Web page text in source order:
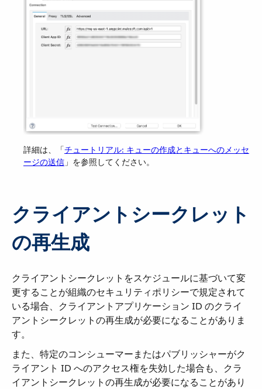
詳細は、「チュートリアル: キューの作成とキューへのメッセ
ージの送信 」を参照してください。
クライアントシークレット
の再生成
クライアントシークレットをスケジュールに基づいて変
更することが組織のセキュリティポリシーで規定されて
いる場合、クライアントアプリケーション ID のクライ
アントシークレットの再生成が必要になることがありま
す。
また、特定のコンシューマーまたはパブリッシャーがク
ライアント ID へのアクセス権を失効した場合も、クラ
イアントシークレットの再生成が必要になることがあり